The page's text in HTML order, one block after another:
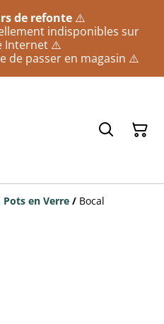
de refonte ⚠️
indisponibles sur
Internet ⚠️
de passer en magasin ⚠️
Pots en Verre / Bocal